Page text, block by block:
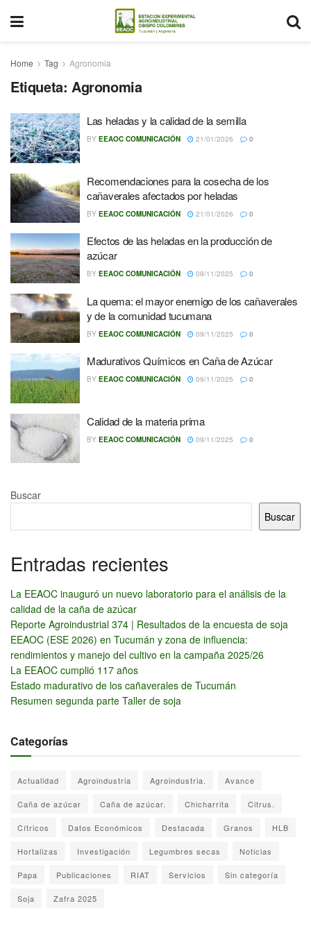
Home Tag Agronomia
Etiqueta: Agronomia
Las heladas y la calidad de la semilla
BY EEAOC COMUNICACIÓN 21/01/2026 0
Recomendaciones para la cosecha de los
cañaverales afectados por heladas
BY EEAOC COMUNICACIÓN 21/01/2026 0
Efectos de las heladas en la producción de
azúcar
BY EEAOC COMUNICACIÓN 09/11/2025 0
La quema: el mayor enemigo de los cañaverales
y de la comunidad tucumana
BY EEAOC COMUNICACIÓN 09/11/2025 0
Madurativos Químicos en Caña de Azúcar
BY EEAOC COMUNICACIÓN 09/11/2025 0
Calidad de la materia prima
BY EEAOC COMUNICACIÓN 09/11/2025 0
Buscar
Buscar
Entradas recientes
La EEAOC inauguró un nuevo laboratorio para el análisis de la
calidad de la caña de azúcar
Reporte Agroindustrial 374 | Resultados de la encuesta de soja
EEAOC (ESE 2026) en Tucumán y zona de influencia:
rendimientos y manejo del cultivo en la campaña 2025/26
La EEAOC cumplió 117 años
Estado madurativo de los cañaverales de Tucumán
Resumen segunda parte Taller de soja
Categorías
Actualidad Agroindustria Agroindustria. Avance
Caña de azúcar Caña de azúcar. Chicharrita Citrus.
Cítricos Datos Económicos Destacada Granos HLB
Hortalizas Investigación Legumbres secas Noticias
Papa Publicaciones RIAT Servicios Sin categoría
Soja Zafra 2025